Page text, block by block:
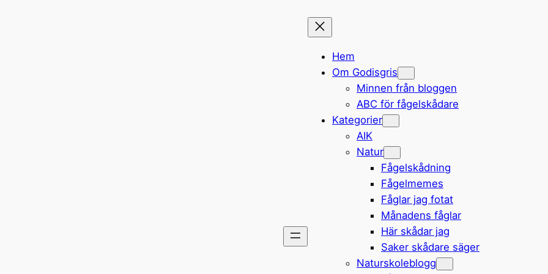
Hem
Om Godisgris
Minnen från bloggen
ABC för fågelskådare
Kategorier
AIK
Natur
Fågelskådning
Fågelmemes
Fåglar jag fotat
Månadens fåglar
Här skådar jag
Saker skådare säger
Naturskoleblogg